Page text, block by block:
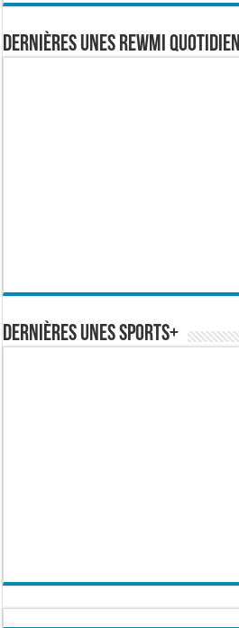
Dernières Unes Rewmi Quotidien
Dernières Unes Sports+